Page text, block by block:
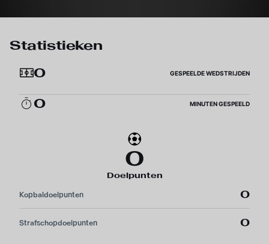
Statistieken
0
GESPEELDE WEDSTRIJDEN
0 MINUTEN GESPEELD
0
Doelpunten
Kopbaldoelpunten 0
Strafschopdoelpunten 0